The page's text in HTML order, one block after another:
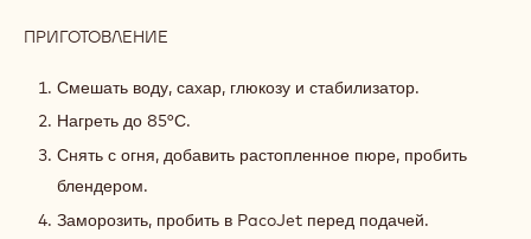
ПРИГОТОВЛЕНИЕ
СОРБЕТ
Смешать воду, сахар, глюкозу и стабилизатор.
Нагреть до 85°С.
Снять с огня, добавить растопленное пюре, пробить
блендером.
Заморозить, пробить в PacoJet перед подачей.